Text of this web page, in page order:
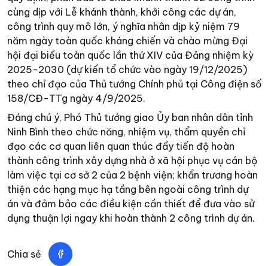
cùng dịp với Lễ khánh thành, khởi công các dự án,
công trình quy mô lớn, ý nghĩa nhân dịp kỷ niệm 79
năm ngày toàn quốc kháng chiến và chào mừng Đại
hội đại biểu toàn quốc lần thứ XIV của Đảng nhiệm kỳ
2025-2030 (dự kiến tổ chức vào ngày 19/12/2025)
theo chỉ đạo của Thủ tướng Chính phủ tại Công điện số
158/CĐ-TTg ngày 4/9/2025.
Đáng chú ý, Phó Thủ tướng giao Ủy ban nhân dân tỉnh
Ninh Bình theo chức năng, nhiệm vụ, thẩm quyền chỉ
đạo các cơ quan liên quan thúc đẩy tiến độ hoàn
thành công trình xây dựng nhà ở xã hội phục vụ cán bộ
làm việc tại cơ sở 2 của 2 bệnh viện; khẩn trương hoàn
thiện các hạng mục hạ tầng bên ngoài công trình dự
án và đảm bảo các điều kiện cần thiết để đưa vào sử
dụng thuận lợi ngay khi hoàn thành 2 công trình dự án.
Chia sẻ